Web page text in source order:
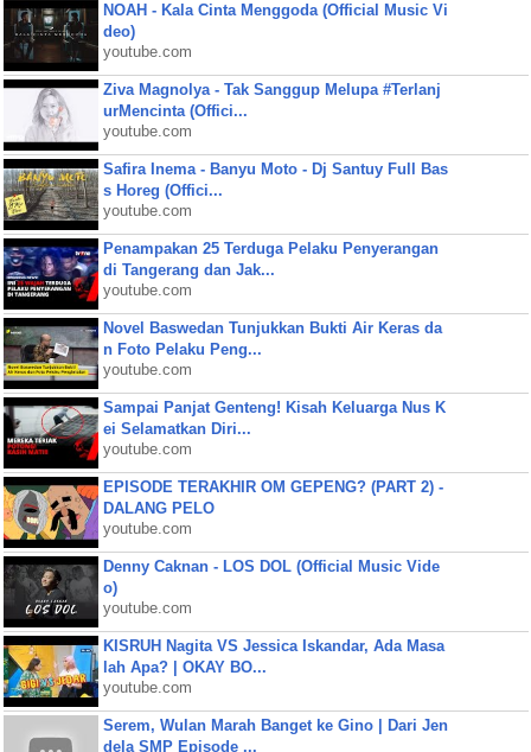
NOAH - Kala Cinta Menggoda (Official Music Vi
deo)
youtube.com
Ziva Magnolya - Tak Sanggup Melupa #Terlanj
urMencinta (Offici...
youtube.com
Safira Inema - Banyu Moto - Dj Santuy Full Bas
s Horeg (Offici...
youtube.com
Penampakan 25 Terduga Pelaku Penyerangan
di Tangerang dan Jak...
youtube.com
Novel Baswedan Tunjukkan Bukti Air Keras da
n Foto Pelaku Peng...
youtube.com
Sampai Panjat Genteng! Kisah Keluarga Nus K
ei Selamatkan Diri...
youtube.com
EPISODE TERAKHIR OM GEPENG? (PART 2) -
DALANG PELO
youtube.com
Denny Caknan - LOS DOL (Official Music Vide
o)
youtube.com
KISRUH Nagita VS Jessica Iskandar, Ada Masa
lah Apa? | OKAY BO...
youtube.com
Serem, Wulan Marah Banget ke Gino | Dari Jen
dela SMP Episode ...